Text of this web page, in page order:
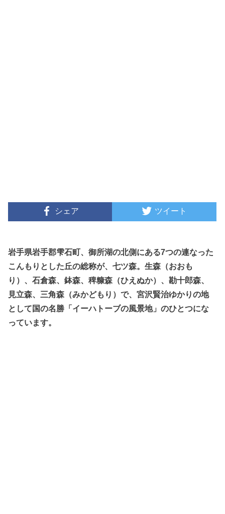
シェア ツイート
岩手県岩手郡雫石町、御所湖の北側にある7つの連なった
こんもりとした丘の総称が、七ツ森。生森（おおも
り）、石倉森、鉢森、稗糠森（ひえぬか）、勘十郎森、
見立森、三角森（みかどもり）で、宮沢賢治ゆかりの地
として国の名勝「イーハトーブの風景地」のひとつにな
っています。